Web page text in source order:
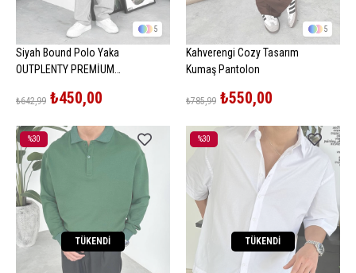
5
Siyah Bound Polo Yaka
OUTPLENTY PREMİUM
₺450,00
₺642,99
5
Kahverengi Cozy Tasarım
Kumaş Pantolon
₺550,00
₺785,99
%30
İndirim
%30İndirim
TÜKENDI
%30
TÜKENDI